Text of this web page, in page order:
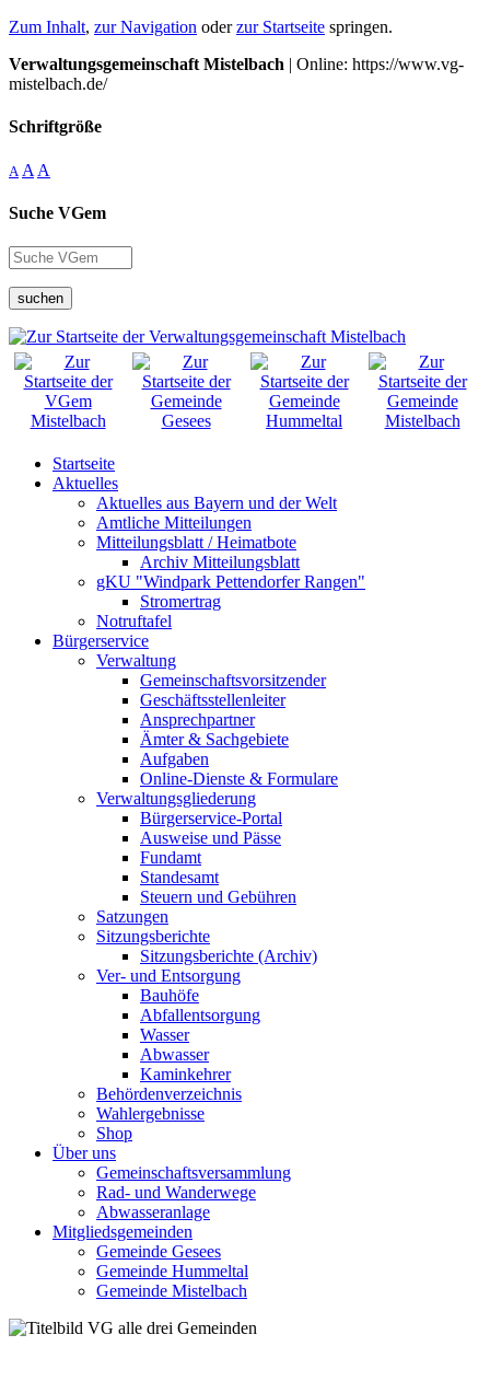
Zum Inhalt, zur Navigation oderzur Startseite springen.
Verwaltungsgemeinschaft Mistelbach | Online: https://www.vg-
mistelbach.de/
Schriftgröße
A A A
Suche VGem
suchen
Startseite
Aktuelles
Aktuelles aus Bayern und der Welt
Amtliche Mitteilungen
Mitteilungsblatt / Heimatbote
Archiv Mitteilungsblatt
gKU "Windpark Pettendorfer Rangen"
Stromertrag
Notruftafel
Bürgerservice
Verwaltung
Gemeinschaftsvorsitzender
Geschäftsstellenleiter
Ansprechpartner
Ämter & Sachgebiete
Aufgaben
Online-Dienste & Formulare
Verwaltungsgliederung
Bürgerservice-Portal
Ausweise und Pässe
Fundamt
Standesamt
Steuern und Gebühren
Satzungen
Sitzungsberichte
Sitzungsberichte (Archiv)
Ver- und Entsorgung
Bauhöfe
Abfallentsorgung
Wasser
Abwasser
Kaminkehrer
Behördenverzeichnis
Wahlergebnisse
Shop
Über uns
Gemeinschaftsversammlung
Rad- und Wanderwege
Abwasseranlage
Mitgliedsgemeinden
Gemeinde Gesees
Gemeinde Hummeltal
Gemeinde Mistelbach